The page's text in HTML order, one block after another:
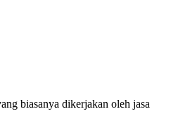
biasanya dikerjakan oleh jasa